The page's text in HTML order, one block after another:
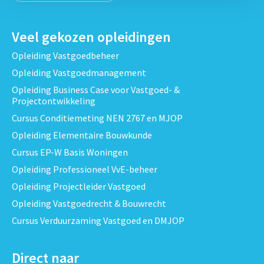
Veel gekozen opleidingen
Opleiding Vastgoedbeheer
Opleiding Vastgoedmanagement
Opleiding Business Case voor Vastgoed- &
Projectontwikkeling
Cursus Conditiemeting NEN 2767 en MJOP
Opleiding Elementaire Bouwkunde
Cursus EP-W Basis Woningen
Opleiding Professioneel VvE-beheer
Opleiding Projectleider Vastgoed
Opleiding Vastgoedrecht & Bouwrecht
Cursus Verduurzaming Vastgoed en DMJOP
Direct naar